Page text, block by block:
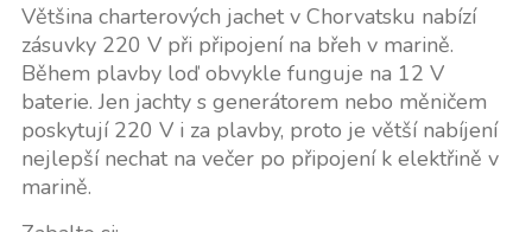
Většina charterových jachet v Chorvatsku nabízí
zásuvky 220 V při připojení na břeh v marině.
Během plavby loď obvykle funguje na 12 V
baterie. Jen jachty s generátorem nebo měničem
poskytují 220 V i za plavby, proto je větší nabíjení
nejlepší nechat na večer po připojení k elektřině v
marině.